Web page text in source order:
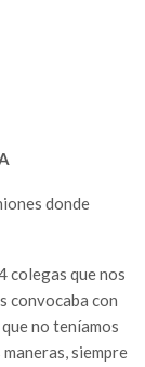
donde
colegas que nos
convocaba con
no teníamos
siempre